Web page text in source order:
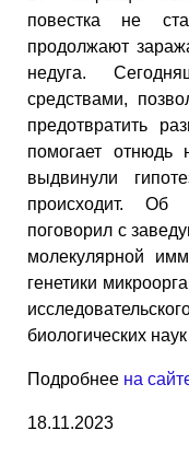
повестка не
продолжают
недуга.
средствами,
предотвратить
помогает отнюдь
выдвинули
происходит. Об
поговорил с
молекулярной
генетики
биологических
Подробнее на
18.11.2023